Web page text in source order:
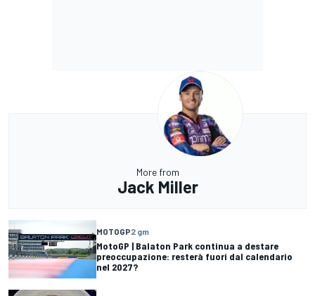
More from
Jack Miller
MOTOGP2 gm
MotoGP | Balaton Park continua a destare
preoccupazione: resterà fuori dal calendario
nel 2027?